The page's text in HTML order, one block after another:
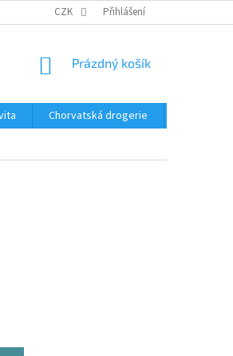
VELKOOBCHOD
CZK Přihlášení
NÁKUPNÍ
Prázdný košík
Chorvatská drogerie